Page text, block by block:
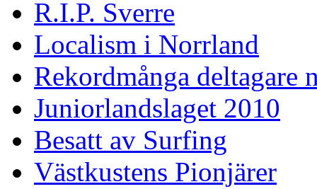
R.I.P. Sverre
Localism i Norrland
Rekordmånga deltagare
Juniorlandslaget 2010
Besatt av Surfing
Västkustens Pionjärer